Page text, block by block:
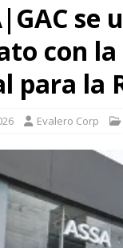
se
con
para la
Evalero Corp